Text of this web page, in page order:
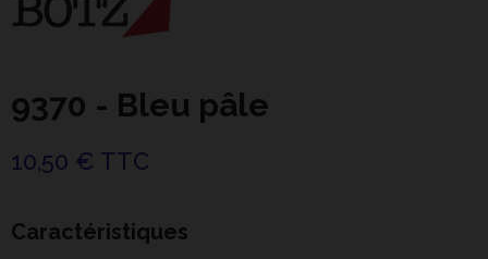
9370 - Bleu pâle
10,50 € TTC
Caractéristiques